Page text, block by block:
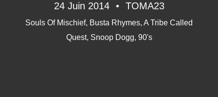
24 Juin 2014 TOMA23
Souls Of Mischief, Busta Rhymes, A Tribe Called
Quest, Snoop Dogg, 90's
French Touch (14)
Rap Francais (10)
Daft Punk (8)